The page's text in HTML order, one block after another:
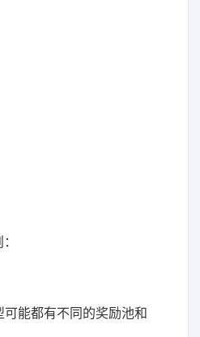
能都有不同的奖励池和